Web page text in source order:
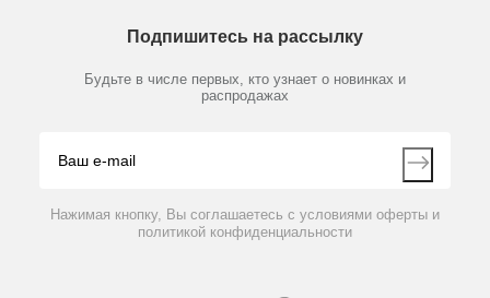
Производители
Мобильное приложение
Партнеры
Контакты
Подпишитесь на рассылку
Будьте в числе первых, кто узнает о новинках и
распродажах
Нажимая кнопку, Вы соглашаетесь с условиями оферты и
политикой конфиденциальности